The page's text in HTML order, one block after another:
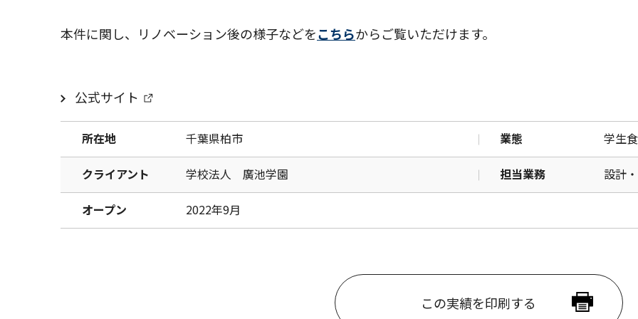
本件に関し、リノベーション後の様子などをこちらからご覧いただけます。
公式サイト
所在地 千葉県柏市 業態 学生
クライアント 学校法人 廣池学園 担当業務 設計
オープン 2022年9月
この実績を印刷する